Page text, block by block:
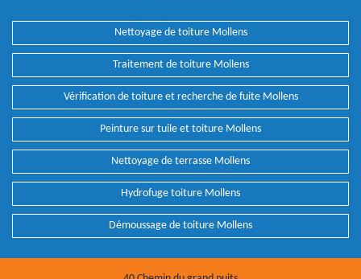
Nettoyage de toiture Mollens
Traitement de toiture Mollens
Vérification de toiture et recherche de fuite Mollens
Peinture sur tuile et toiture Mollens
Nettoyage de terrasse Mollens
Hydrofuge toiture Mollens
Démoussage de toiture Mollens